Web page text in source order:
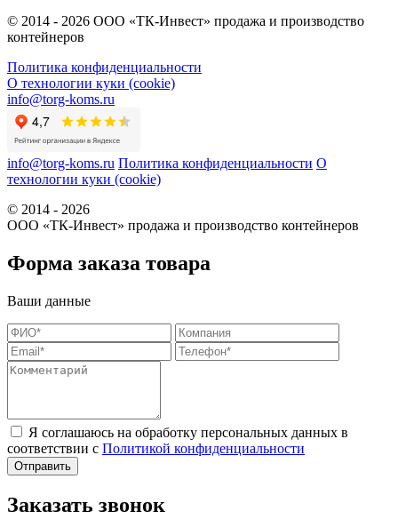
© 2014 - 2026 ООО «ТК-Инвест» продажа и производство
контейнеров
Политика конфиденциальности
О технологии куки (cookie)
info@torg-koms.ru
info@torg-koms.ru Политика конфиденциальности О
технологии куки (cookie)
© 2014 - 2026
ООО «ТК-Инвест» продажа и производство контейнеров
Форма заказа товара
Ваши данные
Я соглашаюсь на обработку персональных данных в
соответствии с Политикой конфиденциальности
Заказать звонок